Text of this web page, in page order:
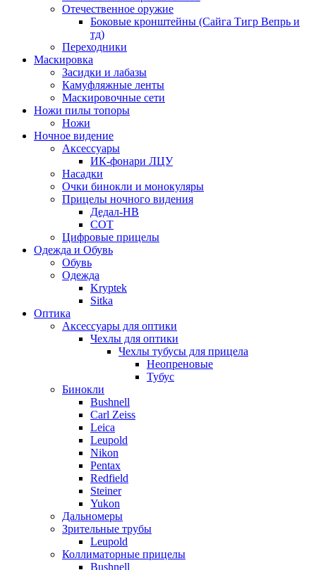
Отечественное оружие
Боковые кронштейны (Сайга Тигр Вепрь и
тд)
Переходники
Маскировка
Засидки и лабазы
Камуфляжные ленты
Маскировочные сети
Ножи пилы топоры
Ножи
Ночное видение
Аксессуары
ИК-фонари ЛЦУ
Насадки
Очки бинокли и монокуляры
Прицелы ночного видения
Дедал-НВ
СОТ
Цифровые прицелы
Одежда и Обувь
Обувь
Одежда
Kryptek
Sitka
Оптика
Аксессуары для оптики
Чехлы для оптики
Чехлы тубусы для прицела
Неопреновые
Тубус
Бинокли
Bushnell
Carl Zeiss
Leica
Leupold
Nikon
Pentax
Redfield
Steiner
Yukon
Дальномеры
Зрительные трубы
Leupold
Коллиматорные прицелы
Bushnell